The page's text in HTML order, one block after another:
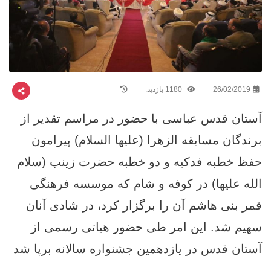
26/02/2019
آستان قدس عباسی با حضور در مراسم تقدیر از
برندگان مسابقه الزهرا (علیها السلام) پیرامون
حفظ خطبه فدکیه و دو خطبه حضرت زینب (سلام
الله علیها) در کوفه و شام که موسسه فرهنگی
قمر بنی هاشم آن را برگزار کرد، در شادی آنان
سهیم شد. این امر طی حضور هیاتی رسمی از
آستان قدس در یازدهمین جشنواره سالانه برپا شد